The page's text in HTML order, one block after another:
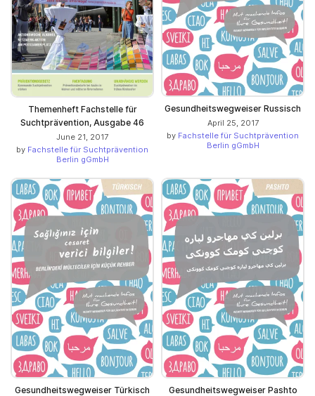
Themenheft Fachstelle für
Suchtprävention, Ausgabe 46
June 21, 2017
by Fachstelle für Suchtprävention
Berlin gGmbH
Gesundheitswegweiser Russisch
April 25, 2017
by Fachstelle für Suchtprävention
Berlin gGmbH
Gesundheitswegweiser Türkisch Gesundheitswegweiser Pashto